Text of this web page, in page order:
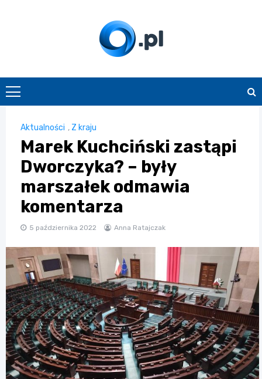
O.pl
Aktualności , Z kraju
Marek Kuchciński zastąpi
Dworczyka? – były
marszałek odmawia
komentarza
5 października 2022 Anna Ratajczak